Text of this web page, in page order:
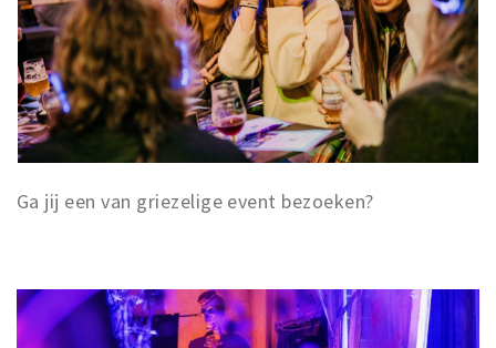
Ga jij een van griezelige event bezoeken?